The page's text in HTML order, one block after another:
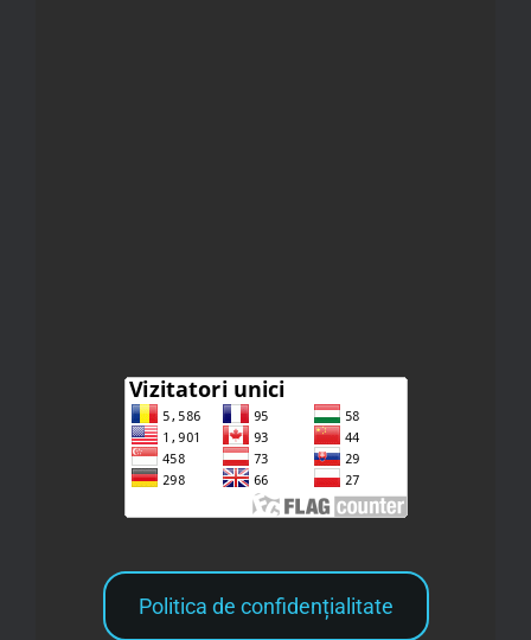
Politica de confidențialitate